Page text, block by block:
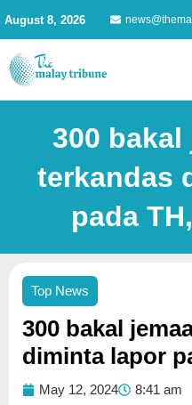
content
August 8, 2026
300 bakal
terkandas
pada
Top News
300 bakal
diminta lapor
May 12, 2024 8:41 am